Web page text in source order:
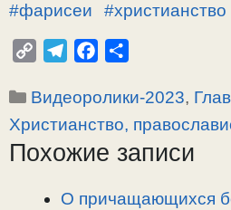
#фарисеи
#христианство
p
y
L
l
e
g
a
c
e
b
п
р
а
Рубрики
Видеоролики-2023,
Христианство,
Похожие записи
О причащающихся